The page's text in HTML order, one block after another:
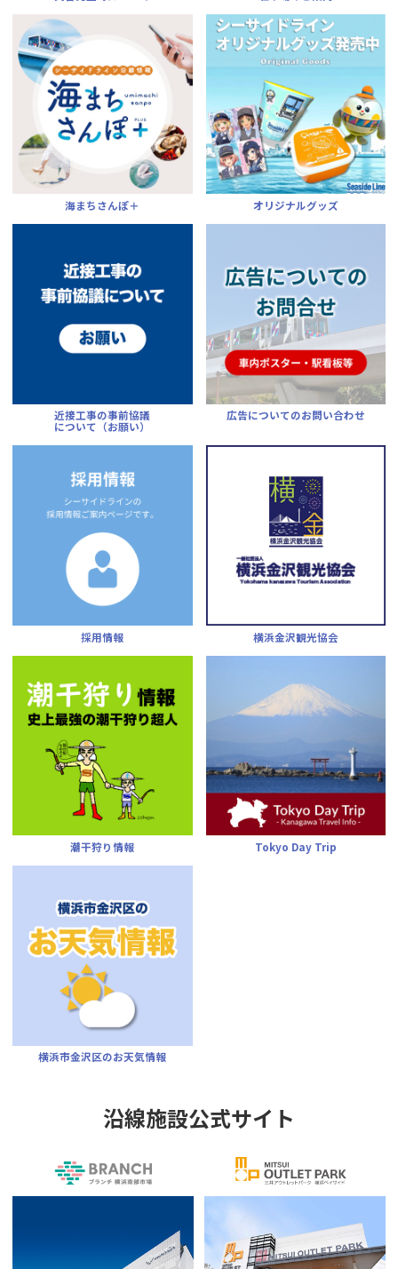
海まちさんぽ＋ オリジナルグッズ
近接工事の事前協議
について（お願い）
広告についてのお問い合わせ
採用情報 横浜金沢観光協会
潮干狩り情報 Tokyo Day Trip
横浜市金沢区のお天気情報
沿線施設公式サイト